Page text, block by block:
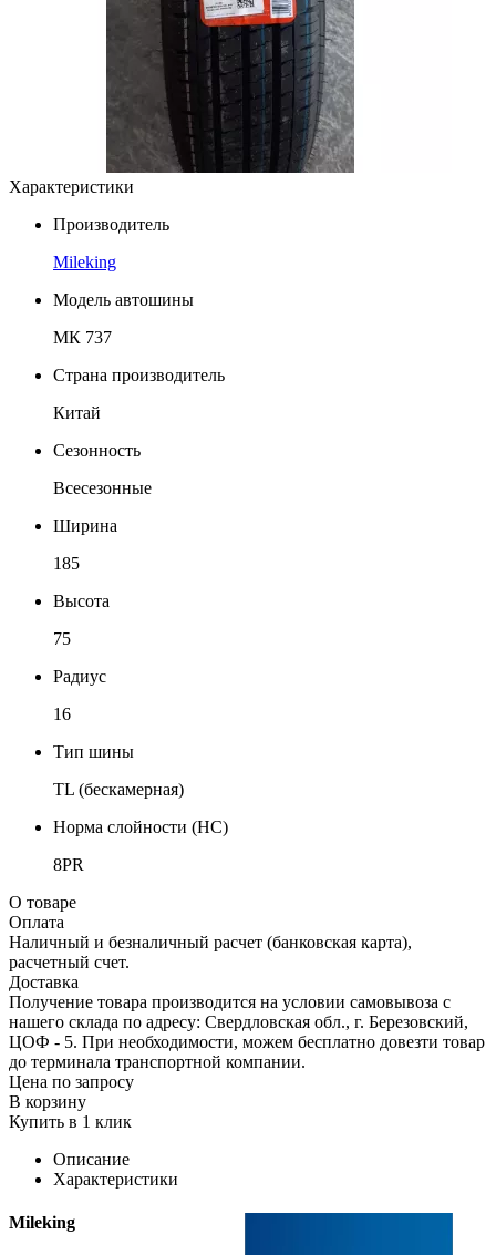
Характеристики
Производитель
Mileking
Модель автошины
МК 737
Страна производитель
Китай
Сезонность
Всесезонные
Ширина
185
Высота
75
Радиус
16
Тип шины
TL (бескамерная)
Норма слойности (НС)
8PR
О товаре
Оплата
Наличный и безналичный расчет (банковская карта),
расчетный счет.
Доставка
Получение товара производится на условии самовывоза с
нашего склада по адресу: Свердловская обл., г. Березовский,
ЦОФ - 5. При необходимости, можем бесплатно довезти товар
до терминала транспортной компании.
Цена по запросу
В корзину
Купить в 1 клик
Описание
Характеристики
Mileking